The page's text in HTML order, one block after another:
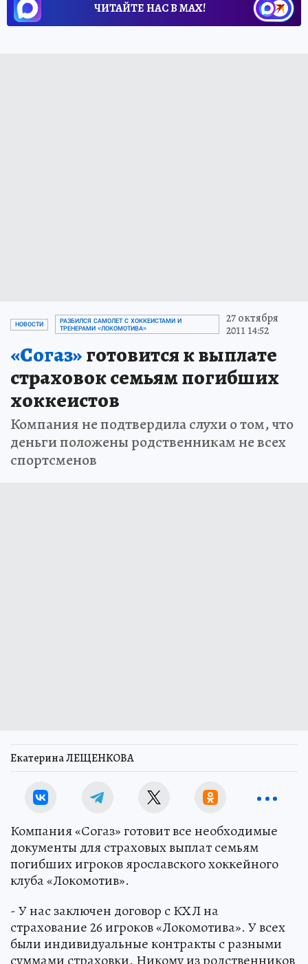
ЧИТАЙТЕ НАС В МАХ!
НОВОСТИ
РАЗБИЛСЯ САМОЛЕТ С ХОККЕИСТАМИ И
ТРЕНЕРАМИ «ЛОКОМОТИВА»
27 октября
2011 14:52
«Согаз»готовится к выплате
страховок семьям погибших
хоккеистов
Компания не подтвердила слухи о том, что
деньги положены родственникам не всех
спортсменов
Екатерина ЛЕЩЕНКОВА
Компания «Согаз» готовит все необходимые
документы для страховых выплат семьям
погибших игроков ярославского хоккейного
клуба «Локомотив».
- У нас заключен договор с КХЛ на
страхование 26 игроков «Локомотива». У всех
были индивидуальные контракты с разными
суммами страховки. Никому из родственников